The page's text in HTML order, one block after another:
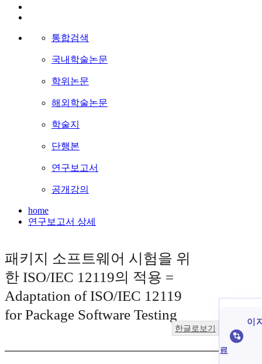
통합검색
국내학술논문
학위논문
해외학술논문
학술지
단행본
연구보고서
공개강의
home
연구보고서 상세
패키지 소프트웨어 시험을 위
한 ISO/IEC 12119의 적용 =
Adaptation of ISO/IEC 12119
for Package Software Testing
한글로보기
이
료